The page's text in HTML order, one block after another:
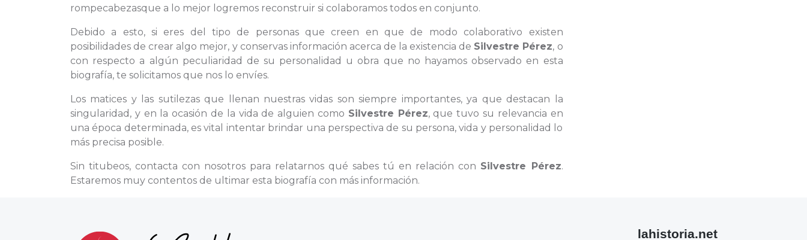
rompecabezasque a lo mejor logremos reconstruir si colaboramos todos en conjunto.
Debido a esto, si eres del tipo de personas que creen en que de modo colaborativo existen
posibilidades de crear algo mejor, y conservas información acerca de la existencia de Silvestre Pérez, o
con respecto a algún peculiaridad de su personalidad u obra que no hayamos observado en esta
biografía, te solicitamos que nos lo envíes.
Los matices y las sutilezas que llenan nuestras vidas son siempre importantes, ya que destacan la
singularidad, y en la ocasión de la vida de alguien como Silvestre Pérez, que tuvo su relevancia en
una época determinada, es vital intentar brindar una perspectiva de su persona, vida y personalidad lo
más precisa posible.
Sin titubeos, contacta con nosotros para relatarnos qué sabes tú en relación con Silvestre Pérez.
Estaremos muy contentos de ultimar esta biografía con más información.
lahistoria.net